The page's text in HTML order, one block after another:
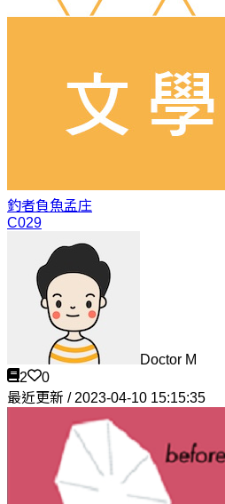
釣者負魚孟庄
C029
Doctor M
2
0
最近更新 / 2023-04-10 15:15:35